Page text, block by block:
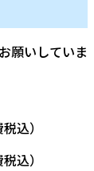
願いしていま
込）
込）